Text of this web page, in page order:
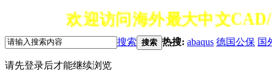
欢迎访问海外最大中文
搜索 搜索 热搜: abaqus 德国公保 国
请先登录后才能继续浏览